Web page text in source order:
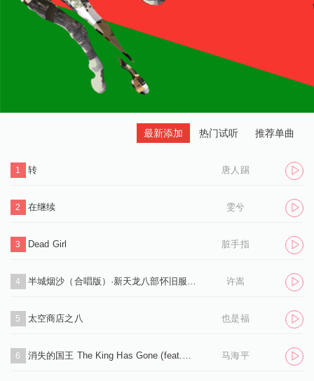
最新添加 热门试听 推荐单曲
1 转 唐人踢
2 在继续 雯兮
3 Dead Girl 脏手指
4 半城烟沙（合唱版）·新天龙八部怀旧服推广曲 许嵩
5 太空商店之八 也是福
6 消失的国王 The King Has Gone (feat.孙凌生) 马海平